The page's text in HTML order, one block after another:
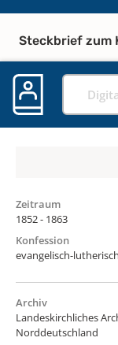
Steckbrief zum
Zeitraum
1852 - 1863
Konfession
evangelisch-lutherisch
Archiv
Landeskirchliches
Norddeutschland